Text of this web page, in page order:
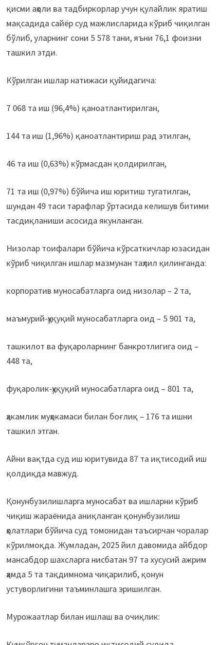
қисми аҳоли ва тадбиркорлар учун қулайлик яратиш
мақсадида сайёр суд мажлисларида кўриб чиқилган
бўлиб, уларнинг сони 5 578 тани, яъни 76,1 фоизни
ташкил этди.
Кўрилган ишлар натижаси қуйидагича:
7 068 та иш (96,4%) қаноатлантирилган,
144 та иш (1,96%) қаноатлантириш рад этилган,
46 та иш (0,63%) кўрмасдан қолдирилган,
71 та иш (0,97%) бўйича иш юритиш тугатилган,
шундан 49 таси тарафлар ўртасида келишув битими
тасдиқланиши асосида якунланган.
Низолар тоифалари бўйича кўрсаткичлар юзасидан
кўриб чиқилган ишлар мазмунан таҳлил қилинганда:
корпоратив муносабатларга оид низолар – 2 та,
маъмурий-ҳуқуқий муносабатларга оид – 5 901 та,
ташкилот ва фуқароларнинг банкротлигига оид –
448 та,
фуқаролик-ҳуқуқий муносабатларга оид – 801 та,
ҳакамлик муҳокамаси билан боғлиқ – 176 та ишни
ташкил этган.
Айни вақтда суд иш юритувида 87 та иқтисодий иш
қолдиқда мавжуд.
Қонунбузилишларга муносабат ва ишларни кўриб
чиқиш жараёнида аниқланган қонунбузилиш
ҳолатлари бўйича суд томонидан таъсирчан чоралар
кўрилмоқда. Жумладан, 2025 йил давомида айбдор
мансабдор шахсларга нисбатан 97 та хусусий ажрим
ҳамда 5 та тақдимнома чиқарилиб, қонун
устуворлигини таъминлашга эришилган.
Мурожаатлар билан ишлаш ва очиқлик: